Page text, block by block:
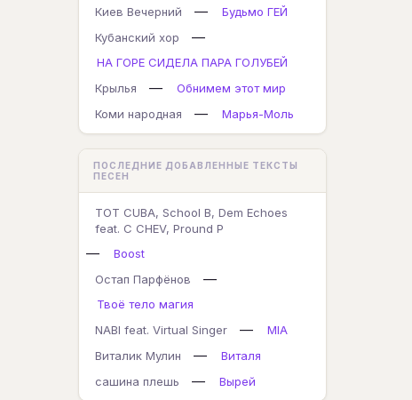
Киев Вечерний
—
Будьмо ГЕЙ
Кубанский хор
—
НА ГОРЕ СИДЕЛА ПАРА ГОЛУБЕЙ
Крылья
—
Обнимем этот мир
Коми народная
— Марья-Моль
ПОСЛЕДНИЕ ДОБАВЛЕННЫЕ ТЕКСТЫ
ПЕСЕН
TOT CUBA, School B, Dem Echoes
feat. C CHEV, Pround P
—
Boost
Остап Парфёнов
—
Твоё тело магия
NABI feat. Virtual Singer
—
MIA
Виталик Мулин
—
Виталя
сашина плешь
— Вырей